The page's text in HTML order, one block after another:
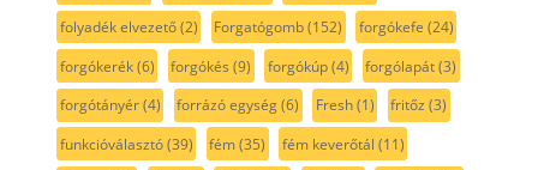
folyadék elvezető(2) Forgatógomb(152) forgókefe (24)
forgókerék(6) forgókés (9) forgókúp(4) forgólapát(3)
forgótányér(4) forrázó egység(6) Fresh(1) fritőz (3)
funkcióválasztó(39) fém(35) fém keverőtál (11)